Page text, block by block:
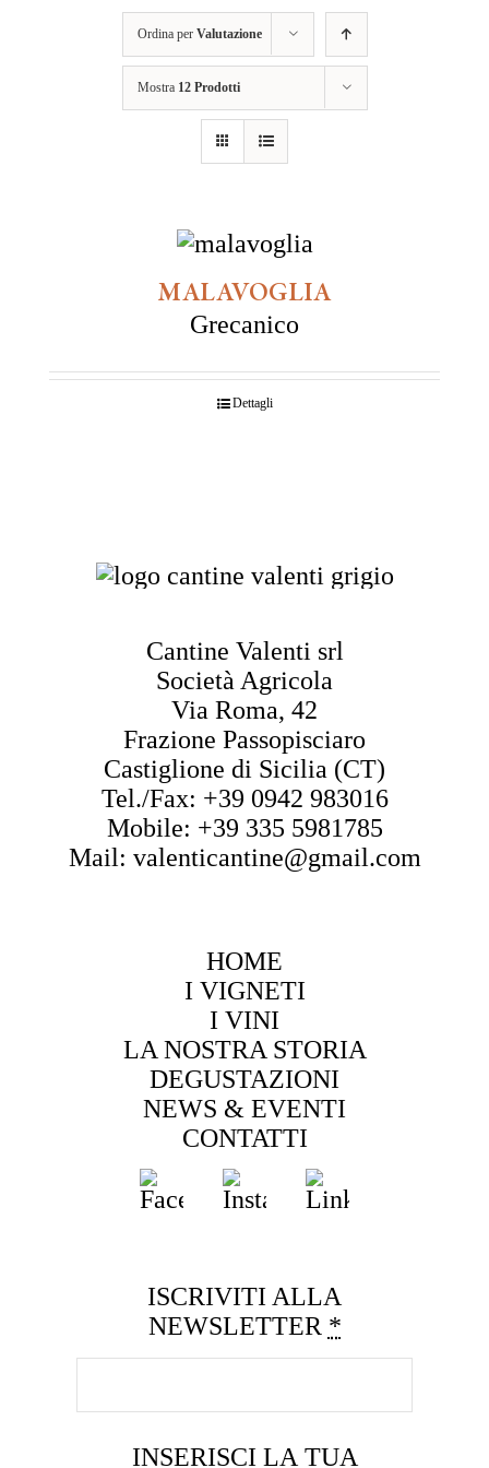
Ordina per Valutazione
Mostra 12 Prodotti
MALAVOGLIA
Grecanico
Dettagli
Cantine Valenti srl
Società Agricola
Via Roma, 42
Frazione Passopisciaro
Castiglione di Sicilia (CT)
Tel./Fax: +39 0942 983016
Mobile: +39 335 5981785
Mail: valenticantine@gmail.com
HOME
I VIGNETI
I VINI
LA NOSTRA STORIA
DEGUSTAZIONI
NEWS & EVENTI
CONTATTI
ISCRIVITI ALLA
NEWSLETTER *
INSERISCI LA TUA